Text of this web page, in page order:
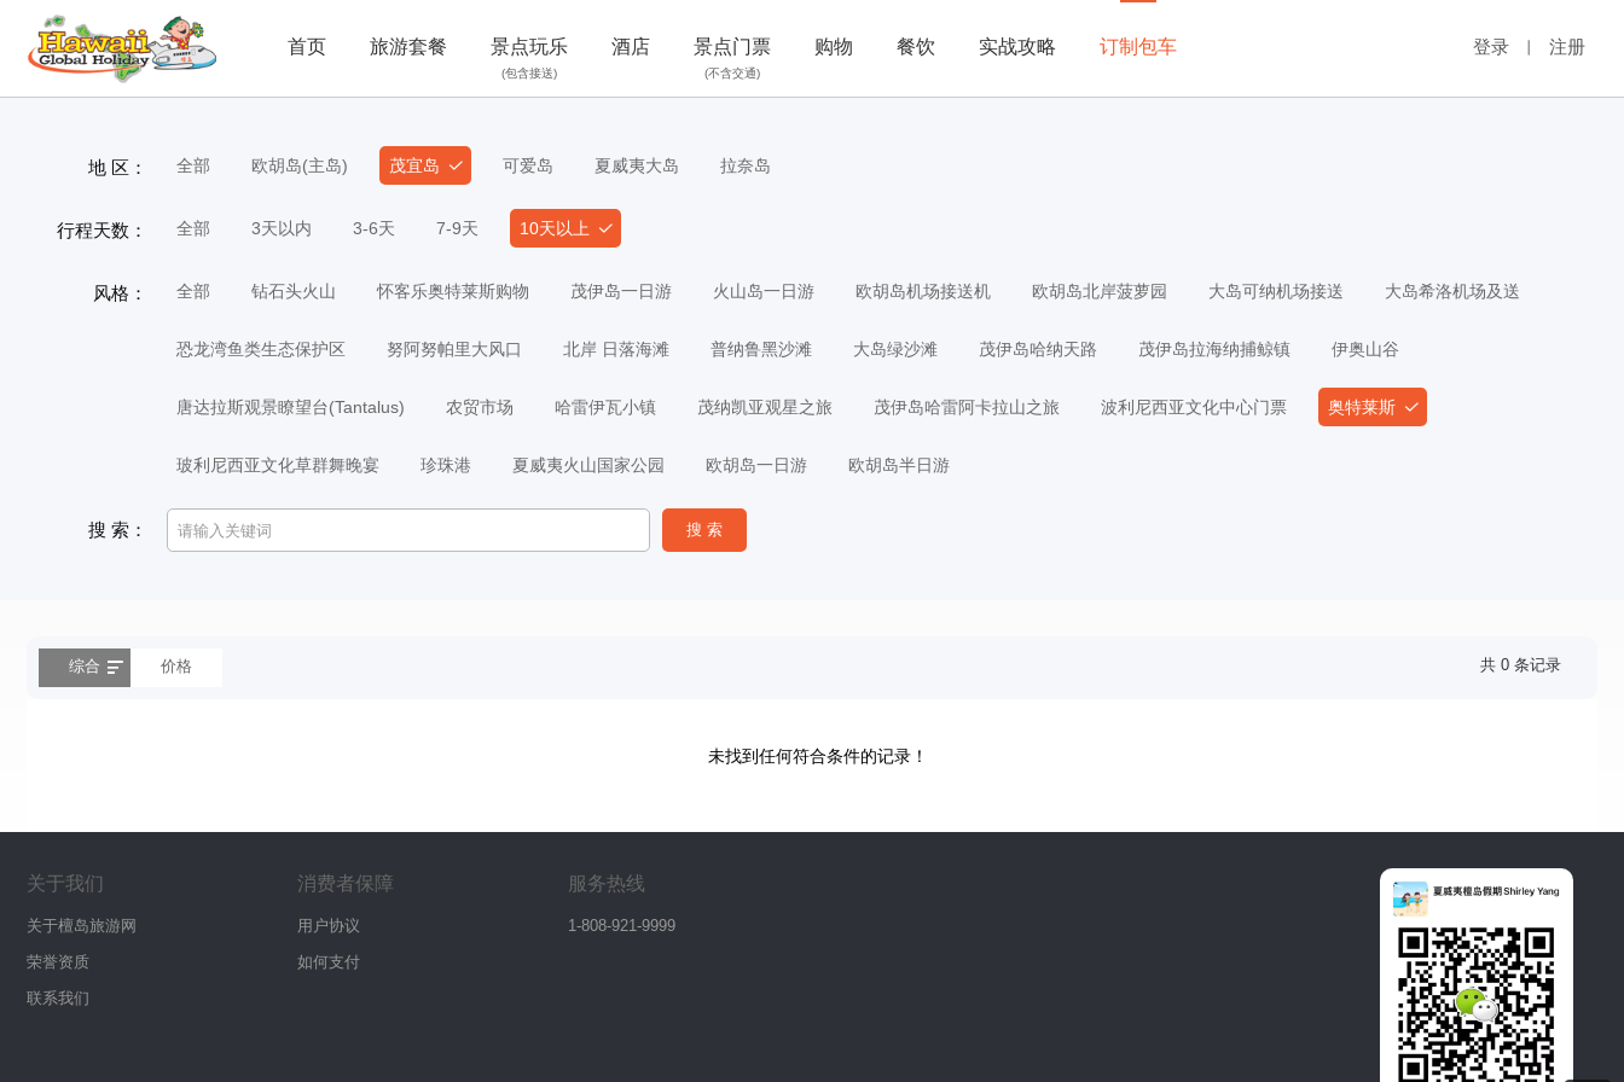
首页 旅游套餐 景点玩乐
(包含接送)
酒店 景点门票
(不含交通)
购物 餐饮 实战攻略 订制包车 登录 注册
地 区： 全部 欧胡岛(主岛) 茂宜岛 可爱岛 夏威夷大岛 拉奈岛
行程天数： 全部 3天以内 3-6天 7-9天 10天以上
风格： 全部 钻石头火山 怀客乐奥特莱斯购物 茂伊岛一日游 火山岛一日游 欧胡岛机场接送机 欧胡岛北岸菠萝园 大岛可纳机场接送 大岛希洛机场及送
恐龙湾鱼类生态保护区 努阿努帕里大风口 北岸 日落海滩 普纳鲁黑沙滩 大岛绿沙滩 茂伊岛哈纳天路 茂伊岛拉海纳捕鲸镇 伊奥山谷
唐达拉斯观景瞭望台(Tantalus) 农贸市场 哈雷伊瓦小镇 茂纳凯亚观星之旅 茂伊岛哈雷阿卡拉山之旅 波利尼西亚文化中心门票 奥特莱斯
玻利尼西亚文化草群舞晚宴 珍珠港 夏威夷火山国家公园 欧胡岛一日游 欧胡岛半日游
搜 索：
综合 价格 共 0 条记录
未找到任何符合条件的记录！
关于我们
关于檀岛旅游网
荣誉资质
联系我们
消费者保障
用户协议
如何支付
服务热线
1-808-921-9999